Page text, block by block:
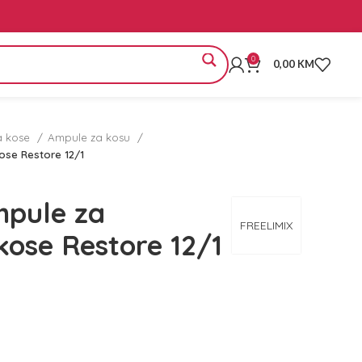
0 0,00 KM
kose
Ampule za kosu
Restore 12/1
FREELIMIX
za
Restore 12/1